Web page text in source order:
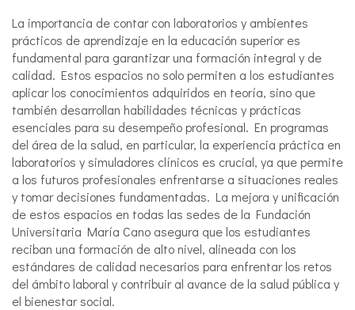
La importancia de contar con laboratorios y ambientes
prácticos de aprendizaje en la educación superior es
fundamental para garantizar una formación integral y de
calidad. Estos espacios no solo permiten a los estudiantes
aplicar los conocimientos adquiridos en teoría, sino que
también desarrollan habilidades técnicas y prácticas
esenciales para su desempeño profesional. En programas
del área de la salud, en particular, la experiencia práctica en
laboratorios y simuladores clínicos es crucial, ya que permite
a los futuros profesionales enfrentarse a situaciones reales
y tomar decisiones fundamentadas. La mejora y unificación
de estos espacios en todas las sedes de la Fundación
Universitaria María Cano asegura que los estudiantes
reciban una formación de alto nivel, alineada con los
estándares de calidad necesarios para enfrentar los retos
del ámbito laboral y contribuir al avance de la salud pública y
el bienestar social.